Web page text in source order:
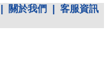
關於我們
客服資訊